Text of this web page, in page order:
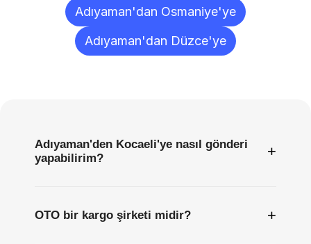
Adıyaman'dan Osmaniye'ye
Adıyaman'dan Düzce'ye
Adıyaman'den Kocaeli'ye nasıl gönderi
yapabilirim?
+
OTO bir kargo şirketi midir? +